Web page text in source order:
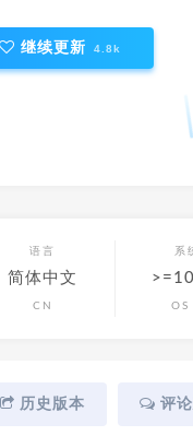
继续更新 4.8k
语言
简体中文
CN
系
OS
历史版本 评